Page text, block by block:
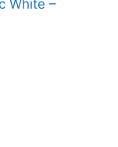
White –